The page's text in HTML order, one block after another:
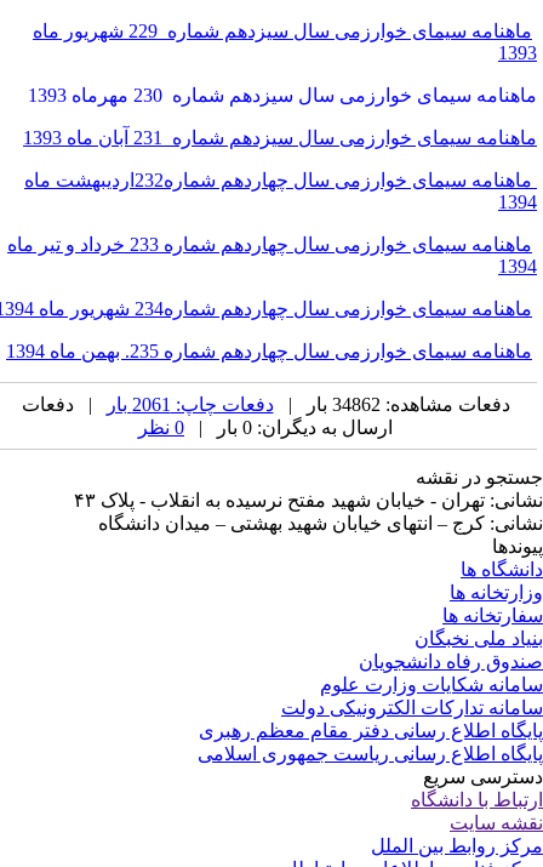
ماهنامه سیمای خوارزمی سال سیزدهم شماره 229 شهریور ماه
سیمای خوارزمی سال سیزدهم شماره 230 مهرماه 1393
سیمای خوارزمی سال سیزدهم شماره 231 آبان ماه 1393
ماهنامه سیمای خوارزمی سال چهاردهم شماره232اردیبهشت ماه
ماهنامه سیمای خوارزمی سال چهاردهم شماره 233 خرداد و تیر ماه
ماهنامه سیمای خوارزمی سال چهاردهم شماره234 شهریور ماه 1394
اهنامه سیمای خوارزمی سال چهاردهم شماره 235. بهمن ماه 1394
دفعات مشاهده: 34862 بار | دفعات چاپ: 2061 بار
| دفعات
ارسال به دیگران: 0 بار |
در نقشه
تهران - خیابان شهید مفتح نرسیده به انقلاب - پلاک ۴۳
کرج – انتهای خیابان شهید بهشتی – میدان دانشگاه
ها
ها
ها
ملی نخبگان
رفاه دانشجویان
شکایات وزارت علوم
تدارکات الکترونیکی دولت
اطلاع رسانی دفتر مقام معظم رهبری
اطلاع رسانی ریاست جمهوری اسلامی
سریع
با دانشگاه
سایت
روابط بین الملل